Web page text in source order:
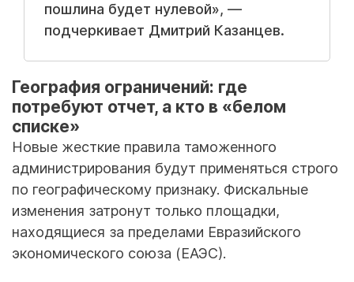
пошлина будет нулевой», —
подчеркивает Дмитрий Казанцев.
География ограничений: где
потребуют отчет, а кто в «белом
списке»
Новые жесткие правила таможенного
администрирования будут применяться строго
по географическому признаку. Фискальные
изменения затронут только площадки,
находящиеся за пределами Евразийского
экономического союза (ЕАЭС).